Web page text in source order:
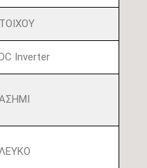
ΤΟΙΧΟΥ
Inverter